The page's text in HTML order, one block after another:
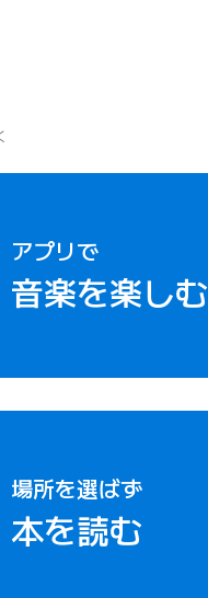
アプリで
音楽を楽しむ
場所を選ばず
本を読む